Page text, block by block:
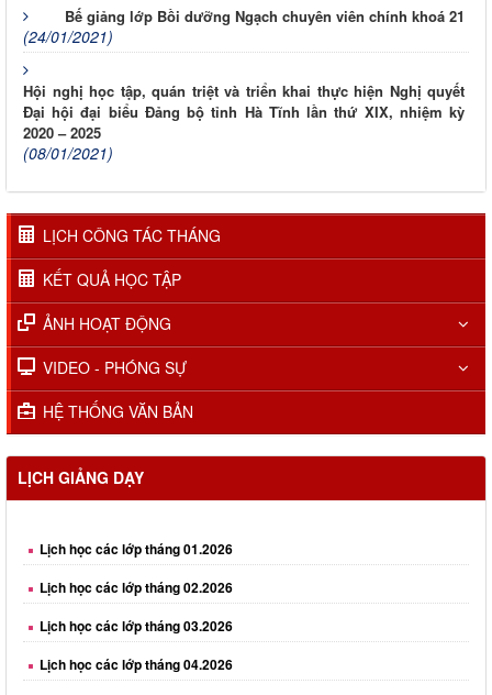
Bế giảng lớp Bồi dưỡng Ngạch chuyên viên chính khoá 21
(24/01/2021)
Hội nghị học tập, quán triệt và triển khai thực hiện Nghị quyết
Đại hội đại biểu Đảng bộ tỉnh Hà Tĩnh lần thứ XIX, nhiệm kỳ
2020 – 2025
(08/01/2021)
LỊCH CÔNG TÁC THÁNG
KẾT QUẢ HỌC TẬP
ẢNH HOẠT ĐỘNG
VIDEO - PHÓNG SỰ
HỆ THỐNG VĂN BẢN
LỊCH GIẢNG DẠY
Lịch học các lớp tháng 02.2026
Lịch học các lớp tháng 03.2026
Lịch học các lớp tháng 04.2026
Lịch học các lớp tháng 05.2026